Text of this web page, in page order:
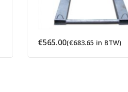
€565.00(€683.65 in BTW)